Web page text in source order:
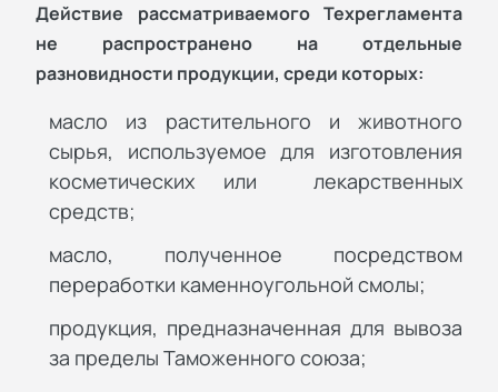
Действие рассматриваемого Техрегламента
не распространено на отдельные
разновидности продукции, среди которых:
масло из растительного и животного
сырья, используемое для изготовления
косметических или лекарственных
средств;
масло, полученное посредством
переработки каменноугольной смолы;
продукция, предназначенная для вывоза
за пределы Таможенного союза;